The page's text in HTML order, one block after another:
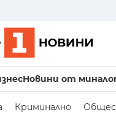
Новини от
Криминално